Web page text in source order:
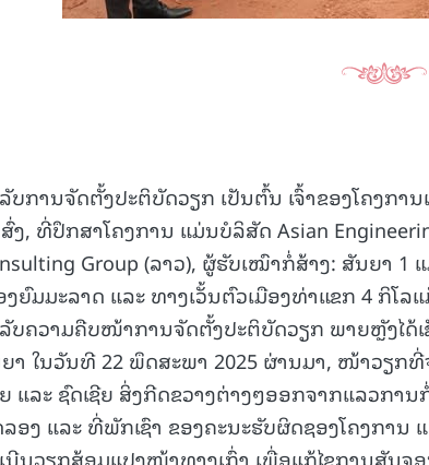
ບການຈັດຕັ້ງປະຕິບັດວຽກ ເປັນຕົ້ນ ເຈົ້າຂອງໂຄງກ
ງ, ທີ່ປຶກສາໂຄງການ ແມ່ນບໍລິສັດ Asian
Group (ລາວ), ຜູ້ຮັບເໝົາກໍ່ສ້າງ: ສັນຍາ 1
ງຍົມມະລາດ ແລະ ທາງເວັ້ນຕົວເມືອງທ່າແຂກ 4 ກິໂ
ບຄວາມຄືບໜ້າການຈັດຕັ້ງປະຕິບັດວຽກ ພາຍຫຼັງໄດ້
າ ໃນວັນທີ 22 ພຶດສະພາ 2025 ຜ່ານມາ, ໜ້າວຽກ
ແລະ ຊົດເຊີຍ ສິ່ງກີດຂວາງຕ່າງໆອອກຈາກແລວກາ
ອງ ແລະ ທີ່ພັກເຊົາ ຂອງຄະນະຮັບຜິດຊອງໂຄງການ
ນີນວຽກສ້ອມແປງໜ້າທາງເກົ່າ ເພື່ອແກ້ໄຂການສັນ